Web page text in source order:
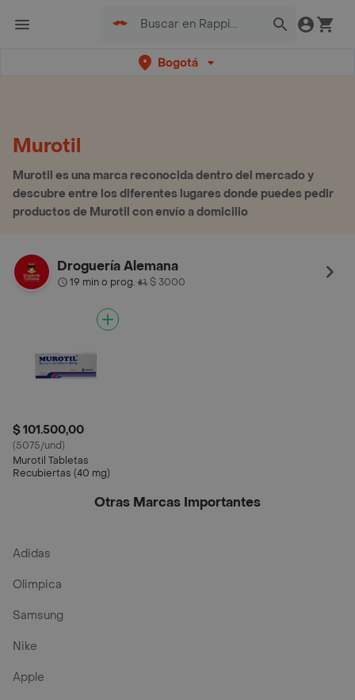
Bogotá
Murotil
Murotil es una marca reconocida dentro del mercado y
descubre entre los diferentes lugares donde puedes pedir
productos de Murotil con envío a domicilio
Droguería Alemana
19 min o prog.• $ 3000
$ 101.500,00
(5075/und)
Murotil Tabletas
Recubiertas (40 mg)
Otras Marcas Importantes
Adidas
Olimpica
Samsung
Nike
Apple